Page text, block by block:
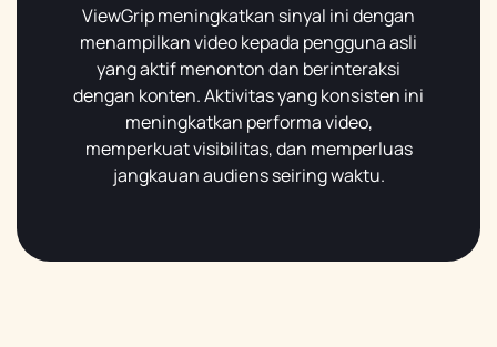
ViewGrip meningkatkan sinyal ini dengan
menampilkan video kepada pengguna asli
yang aktif menonton dan berinteraksi
dengan konten. Aktivitas yang konsisten ini
meningkatkan performa video,
memperkuat visibilitas, dan memperluas
jangkauan audiens seiring waktu.